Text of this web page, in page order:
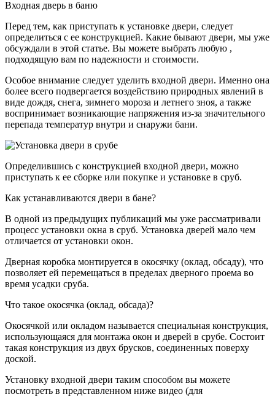
Входная дверь в баню
Перед тем, как приступать к установке двери, следует
определиться с ее конструкцией. Какие бывают двери, мы уже
обсуждали в этой статье. Вы можете выбрать любую ,
подходящую вам по надежности и стоимости.
Особое внимание следует уделить входной двери. Именно она
более всего подвергается воздействию природных явлений в
виде дождя, снега, зимнего мороза и летнего зноя, а также
воспринимает возникающие напряжения из-за значительного
перепада температур внутри и снаружи бани.
Определившись с конструкцией входной двери, можно
приступать к ее сборке или покупке и установке в сруб.
Как устанавливаются двери в бане?
В одной из предыдущих публикаций мы уже рассматривали
процесс установки окна в сруб. Установка дверей мало чем
отличается от установки окон.
Дверная коробка монтируется в окосячку (оклад, обсаду), что
позволяет ей перемещаться в пределах дверного проема во
время усадки сруба.
Что такое окосячка (оклад, обсада)?
Окосячкой или окладом называется специальная конструкция,
использующаяся для монтажа окон и дверей в срубе. Состоит
такая конструкция из двух брусков, соединенных поверху
доской.
Установку входной двери таким способом вы можете
посмотреть в представленном ниже видео (для